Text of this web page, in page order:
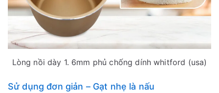
Lòng nồi dày 1. 6mm phủ chống dính whitford (usa)
Sử dụng đơn giản – Gạt nhẹ là nấu